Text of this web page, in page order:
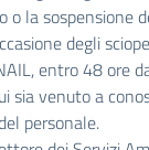
o la sospensione
degli
entro 48 ore
sia venuto a
personale.